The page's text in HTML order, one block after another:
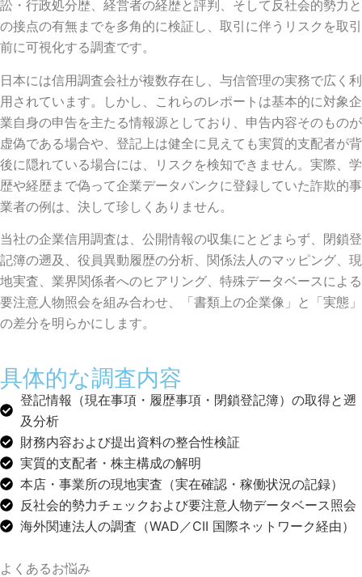
訟・行政処分歴、経営者の経歴と評判、そして反社会的勢力と
の接点の有無までを多角的に検証し、取引に伴うリスクを取引
前に可視化する調査です。
日本には信用調査会社が複数存在し、与信管理の実務で広く利
用されています。しかし、これらのレポートは基本的に対象企
業自身の申告を主たる情報源としており、申告内容そのものが
虚偽である場合や、登記上は健全に見えても実質的支配者が背
後に隠れている場合には、リスクを検知できません。実際、学
歴や経歴まで偽って企業データバンクに登録していた詐欺的事
業者の例は、決して珍しくありません。
当社の企業信用調査は、公開情報の収集にとどまらず、閉鎖登
記簿の遡及、役員異動履歴の分析、関係法人のマッピング、現
地実査、業界関係者へのヒアリング、特殊データベースによる
要注意人物照会を組み合わせ、「書類上の企業像」と「実態」
の差分を明らかにします。
具体的な調査内容
登記情報（現在事項・履歴事項・閉鎖登記簿）の取得と遡
及分析
財務内容および提出資料の整合性検証
実質的支配者・株主構成の解明
本店・事業所の現地実査（実在確認・稼働状況の記録）
反社会的勢力チェックおよび要注意人物データベース照会
海外関連法人の調査（WAD／CII 国際ネットワーク経由）
よくあるお悩み